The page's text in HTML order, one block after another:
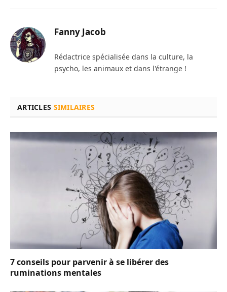
Fanny Jacob
Rédactrice spécialisée dans la culture, la
psycho, les animaux et dans l'étrange !
ARTICLES SIMILAIRES
7 conseils pour parvenir à se libérer des
ruminations mentales